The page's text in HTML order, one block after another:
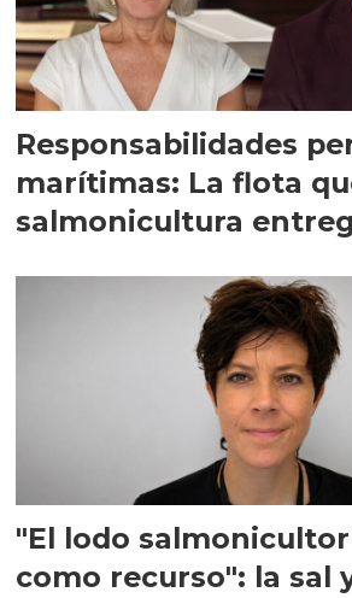
Responsabilidades
marítimas: La flota
salmonicultura
"El lodo
como recurso": la sal